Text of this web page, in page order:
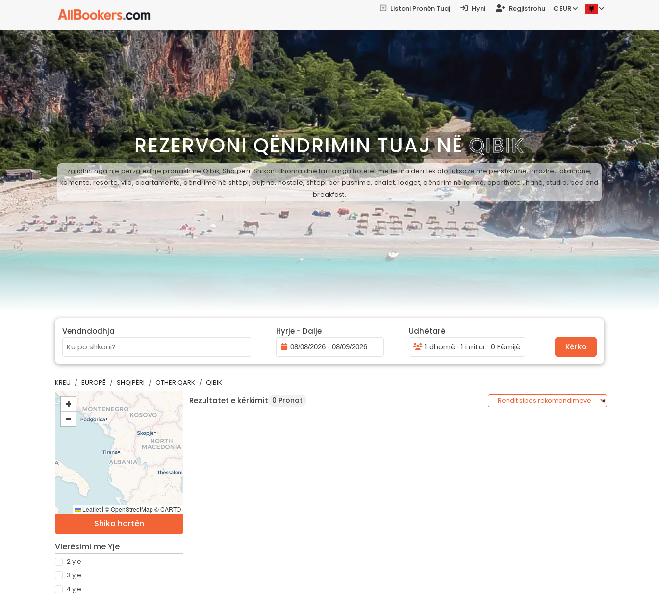
Listoni Pronën Tuaj Hyni Regjistrohu € EUR
REZERVONI QËNDRIMIN TUAJ NËQIBIK
Zgjidhni nga një përzgjedhje pronash në Qibik, Shqipëri. Shikoni dhoma dhe tarifa nga hotelet më të lira deri tek ato luksoze me përshkrime, imazhe, lokacione,
komente, resorte, vila, apartamente, qëndrime në shtëpi, bujtina, hostele, shtepi per pushime, chalet, lodget, qëndrim në fermë, aparthotel, hanë, studio, bed and
breakfast.
Vendndodhja Hyrje - Dalje
Udhëtarë
1 dhomë · 1 i rritur · 0 Fëmijë
Kërko
KREU EUROPË SHQIPËRI OTHER QARK QIBIK
+
−
Leaflet | © OpenStreetMap © CARTO
Shiko hartën
Vlerësimi me Yje
2 yje
3 yje
4 yje
Rezultatet e kërkimit 0 Pronat